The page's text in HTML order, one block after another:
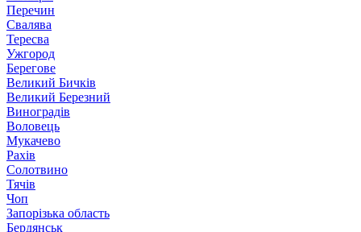
Перечин
Свалява
Тересва
Ужгород
Берегове
Великий Бичків
Великий Березний
Виноградів
Воловець
Мукачево
Рахів
Солотвино
Тячів
Чоп
Запорізька область
Бердянськ